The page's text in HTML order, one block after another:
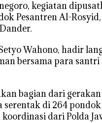
kegiatan
Pesantren Al-
Wahono, hadir
bersama para
bagian dari
serentak di 264
dari Polda